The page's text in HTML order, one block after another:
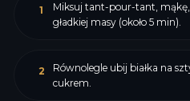
1
Miksuj tant-pour-tant, mąkę,
gładkiej masy (około 5 min).
2
Równolegle ubij białka na
cukrem.